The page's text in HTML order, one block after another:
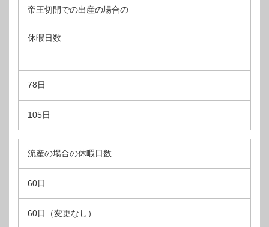
帝王切開での出産の場合の
休暇日数
78日
105日
流産の場合の休暇日数
60日
60日（変更なし）